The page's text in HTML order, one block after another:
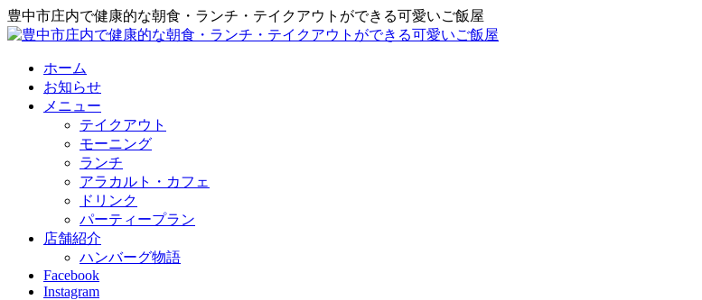
豊中市庄内で健康的な朝食・ランチ・テイクアウトができる可愛いご飯屋
ホーム
お知らせ
メニュー
テイクアウト
モーニング
ランチ
アラカルト・カフェ
ドリンク
パーティープラン
店舗紹介
ハンバーグ物語
Facebook
Instagram